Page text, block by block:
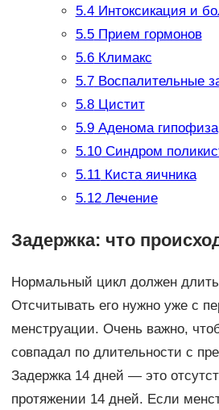
5.4Интоксикация и
5.5Прием гормонов
5.6Климакс
5.7Воспалительные
5.8Цистит
5.9Аденома гипофиза
5.10Синдром
5.11Киста яичника
5.12Лечение
Задержка: что
Нормальный цикл должен
Отсчитывать его нужно уже с
менструации. Очень важно,
совпадал по длительности с
Задержка 14 дней — это
протяжении 14 дней. Если